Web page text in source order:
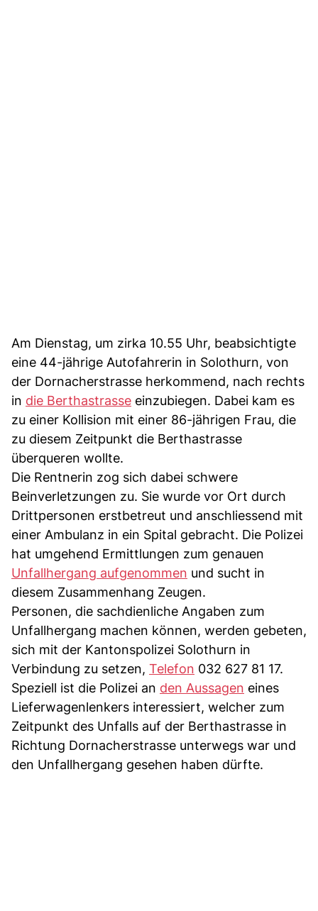
Am Dienstag, um zirka 10.55 Uhr, beabsichtigte
eine 44-jährige Autofahrerin in Solothurn, von
der Dornacherstrasse herkommend, nach rechts
in die Berthastrasse einzubiegen. Dabei kam es
zu einer Kollision mit einer 86-jährigen Frau, die
zu diesem Zeitpunkt die Berthastrasse
überqueren wollte.
Die Rentnerin zog sich dabei schwere
Beinverletzungen zu. Sie wurde vor Ort durch
Drittpersonen erstbetreut und anschliessend mit
einer Ambulanz in ein Spital gebracht. Die Polizei
hat umgehend Ermittlungen zum genauen
Unfallhergang aufgenommen und sucht in
diesem Zusammenhang Zeugen.
Personen, die sachdienliche Angaben zum
Unfallhergang machen können, werden gebeten,
sich mit der Kantonspolizei Solothurn in
Verbindung zu setzen, Telefon 032 627 81 17.
Speziell ist die Polizei an den Aussagen eines
Lieferwagenlenkers interessiert, welcher zum
Zeitpunkt des Unfalls auf der Berthastrasse in
Richtung Dornacherstrasse unterwegs war und
den Unfallhergang gesehen haben dürfte.